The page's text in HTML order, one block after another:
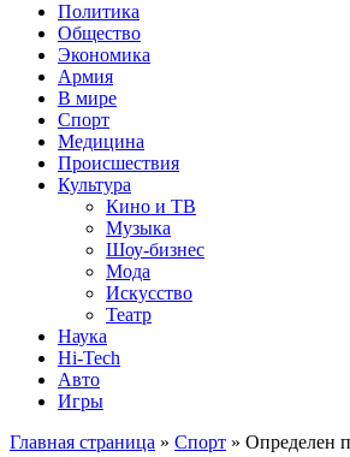
Политика
Общество
Экономика
Армия
В мире
Спорт
Медицина
Происшествия
Культура
Кино и ТВ
Музыка
Шоу-бизнес
Мода
Искусство
Театр
Наука
Hi-Tech
Авто
Игры
Главная страница » Спорт » Определен